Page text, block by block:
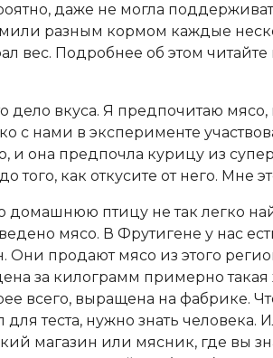
даже не могла
разным кормом каждые
вес. Подробнее об этом читайте
дело вкуса. Я предпочитаю
с нами в эксперименте
и она предпочла курицу из
того, как откусите от него. Мне
птицу не так легко
мясо. В Фрутигене у нас
Они продают мясо из этого
за килограмм примерно такая
всего, выращена на фабрике.
теста, нужно знать человека.
магазин или мясник, где вы